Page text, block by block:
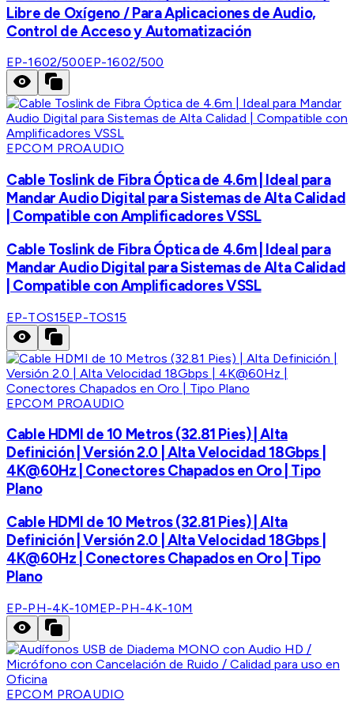
Libre de Oxígeno / Para Aplicaciones de Audio,
Control de Acceso y Automatización
EP-1602/500EP-1602/500
EPCOM PROAUDIO
Cable Toslink de Fibra Óptica de 4.6m | Ideal para
Mandar Audio Digital para Sistemas de Alta Calidad
| Compatible con Amplificadores VSSL
Cable Toslink de Fibra Óptica de 4.6m | Ideal para
Mandar Audio Digital para Sistemas de Alta Calidad
| Compatible con Amplificadores VSSL
EP-TOS15EP-TOS15
EPCOM PROAUDIO
Cable HDMI de 10 Metros (32.81 Pies) | Alta
Definición | Versión 2.0 | Alta Velocidad 18Gbps |
4K@60Hz | Conectores Chapados en Oro | Tipo
Plano
Cable HDMI de 10 Metros (32.81 Pies) | Alta
Definición | Versión 2.0 | Alta Velocidad 18Gbps |
4K@60Hz | Conectores Chapados en Oro | Tipo
Plano
EP-PH-4K-10MEP-PH-4K-10M
EPCOM PROAUDIO